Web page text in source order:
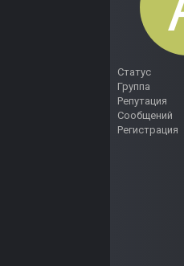
Статус
Группа
Репутация
Сообщений
Регистрация